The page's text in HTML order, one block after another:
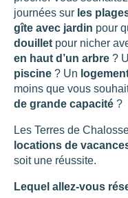
journées sur les
gîte avec jardin pour
douillet pour nicher
en haut d’un arbre ?
piscine ? Un
moins que vous
de grande capacité ?
Les Terres de
locations de
soit une réussite.
Lequel allez-vous